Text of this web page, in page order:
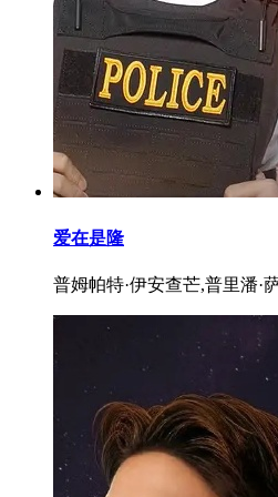
爱在是隆
普姆帕特·伊安查芒,普里潘·